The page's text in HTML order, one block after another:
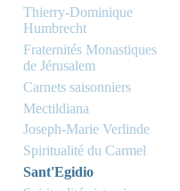
Thierry-Dominique
Humbrecht
Fraternités Monastiques
de Jérusalem
Carnets saisonniers
Mectildiana
Joseph-Marie Verlinde
Spiritualité du Carmel
Sant'Egidio